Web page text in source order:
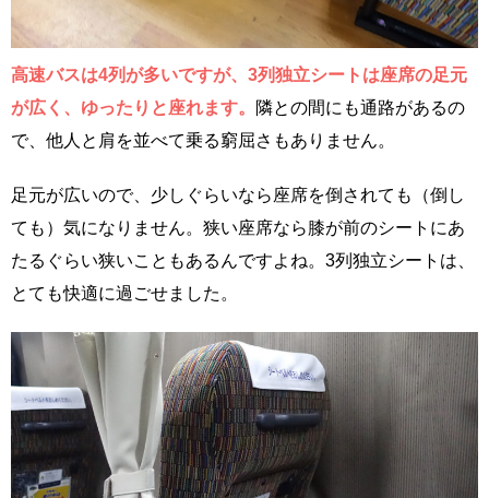
高速バスは4列が多いですが、3列独立シートは座席の足元
が広く、ゆったりと座れます。
隣との間にも通路があるの
で、他人と肩を並べて乗る窮屈さもありません。
足元が広いので、少しぐらいなら座席を倒されても（倒し
ても）気になりません。狭い座席なら膝が前のシートにあ
たるぐらい狭いこともあるんですよね。3列独立シートは、
とても快適に過ごせました。